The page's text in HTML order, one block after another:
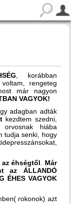
, korábban
rengeteg
már nagyon
VAGYOK!
adagban adták
kezdtem szedni,
hiába
tudja senki, hogy
éhségtől
Már
az ÁLLANDÓ
ÉHES VAGYOK
rokonok) azt